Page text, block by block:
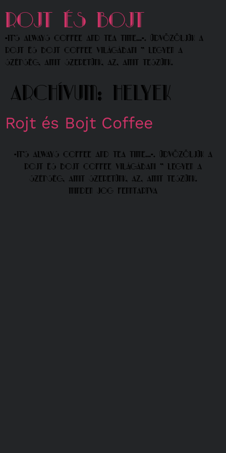
Rojt és Bojt
-It's always Coffee and Tea time…-. Üdvözöljük a
Rojt és Bojt Coffee világában! ” Legyen a
szépség, amit szeretünk, az, amit teszünk.
Archívum: Helyek
Rojt és Bojt Coffee
-It's always Coffee and Tea time…-. Üdvözöljük a
Rojt és Bojt Coffee világában! ” Legyen a
szépség, amit szeretünk, az, amit teszünk.
Minden jog fenntartva